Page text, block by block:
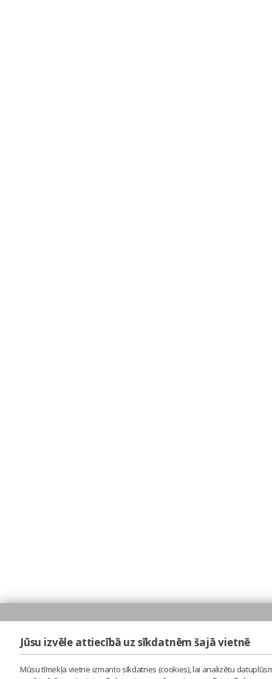
Jūsu izvēle attiecībā uz sīkdatnēm šajā vietnē
Mūsu tīmekļa vietne izmanto sīkdatnes (cookies), lai analizētu